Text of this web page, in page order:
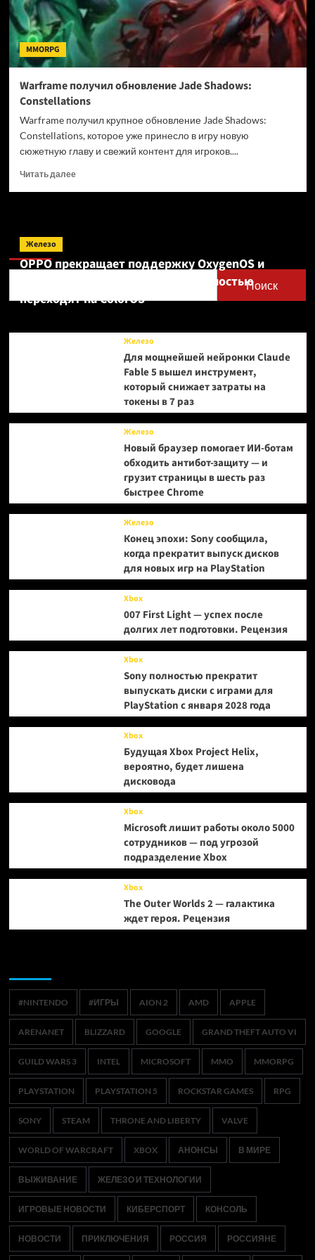
MMORPG
Warframe получил обновление Jade Shadows:
Constellations
Warframe получил крупное обновление Jade Shadows:
Constellations, которое уже принесло в игру новую
сюжетную главу и свежий контент для игроков....
Читать далееПрочитать
Shadows:
Поиск
Поиск
Железо
OPPO прекращает поддержку OxygenOS и
Realme UI — OnePlus и realme полностью
переходят на ColorOS
Железо
Для мощнейшей нейронки Claude
Fable 5 вышел инструмент,
который снижает затраты на
токены в 7 раз
Железо
Новый браузер помогает ИИ-ботам
обходить антибот-защиту — и
грузит страницы в шесть раз
быстрее Chrome
Железо
Конец эпохи: Sony сообщила,
когда прекратит выпуск дисков
для новых игр на PlayStation
Xbox
007 First Light — успех после
долгих лет подготовки. Рецензия
Xbox
Sony полностью прекратит
выпускать диски с играми для
PlayStation с января 2028 года
Xbox
Будущая Xbox Project Helix,
вероятно, будет лишена
дисковода
Xbox
Microsoft лишит работы около 5000
сотрудников — под угрозой
подразделение Xbox
Xbox
The Outer Worlds 2 — галактика
ждет героя. Рецензия
#NINTENDO #ИГРЫ AION 2 AMD APPLE
ARENANET BLIZZARD GOOGLE GRAND THEFT AUTO VI
GUILD WARS 3 INTEL MICROSOFT MMO MMORPG
PLAYSTATION PLAYSTATION 5 ROCKSTAR GAMES RPG
SONY STEAM THRONE AND LIBERTY VALVE
WORLD OF WARCRAFT XBOX АНОНСЫ В МИРЕ
ВЫЖИВАНИЕ ЖЕЛЕЗО И ТЕХНОЛОГИИ
ИГРОВЫЕ НОВОСТИ КИБЕРСПОРТ КОНСОЛЬ
НОВОСТИ ПРИКЛЮЧЕНИЯ РОССИЯ РОССИЯНЕ